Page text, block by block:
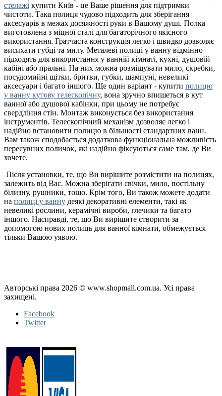
стелажі купити Київ - це Ваше рішення для підтримки
чистоти. Така полиця чудово підходить для зберігання
аксесуарів в межах досяжності руки в Вашому душі. Полка
виготовлена ​​з міцної сталі для багаторічного якісного
використання. Гратчаста конструкція легко і швидко дозволяє
висихати губці та милу. Металеві полиці у ванну відмінно
підходять для використання у ванній кімнаті, кухні, душовій
кабіні або пральні. На них можна розміщувати мило, скребки,
посудомийні щітки, бритви, губки, шампуні, невеликі
аксесуари і багато іншого. Ще один варіант - купити полицю
у ванну кутову телескопічну, вона зручно впишеться в кут
ванної або душової кабінки, при цьому не потребує
свердління стін. Монтаж виконується без використання
інструментів. Телескопічний механізм дозволяє легко і
надійно встановити полицю в більшості стандартних ванн.
Вам також сподобається додаткова функціональна можливість
пересувних поличок, які надійно фіксуються саме там, де Ви
хочете.
Після установки, те, що Ви вирішите розмістити на полицях,
залежить від Вас. Можна зберігати свічки, мило, постільну
білизну, рушники, тощо. Крім того, Ви також можете додати
на полиці у ванну деякі декоративні елементи, такі як
невеликі рослини, керамічні вироби, глечики та багато
іншого. Насправді, те, що Ви вирішите створити за
допомогою нових полиць для ванної кімнати, обмежується
тільки Вашою уявою.
Авторські права 2026 © www.shopmall.com.ua. Усі права
захищені.
Facebook
Twitter